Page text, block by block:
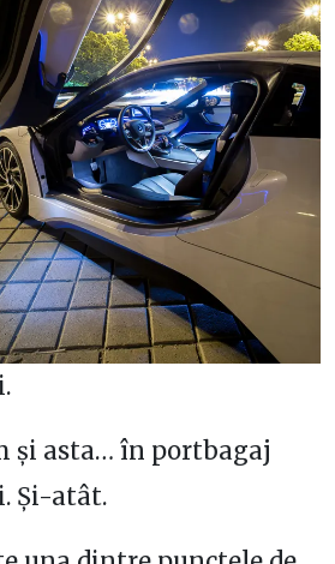
și asta… în portbagaj
Și-atât.